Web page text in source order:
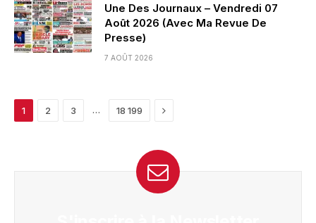
Une Des Journaux – Vendredi 07
Août 2026 (Avec Ma Revue De
Presse)
7 AOÛT 2026
1 2 3 … 18 199 Next